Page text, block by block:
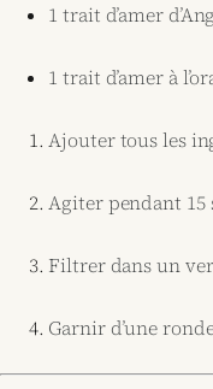
1 trait d’amer
1 trait d’amer à
Ajouter tous les
Agiter pendant 15
Filtrer dans un
Garnir d’une